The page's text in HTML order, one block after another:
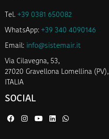
Tel. +39 0381 650082
WhatsApp: +39 340 4090146
Email: info@sistemair.it
Via Cilavegna, 53,
27020 Gravellona Lomellina (PV),
ITALIA
SOCIAL